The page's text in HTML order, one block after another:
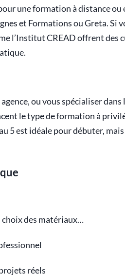
une formation à distance ou
et Formations ou Greta. Si
l’Institut CREAD offrent des
ou vous spécialiser dans
le type de formation à
5 est idéale pour débuter,
choix des matériaux…
réels